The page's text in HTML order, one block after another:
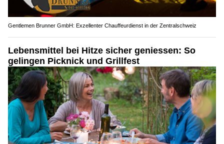
Gentlemen Brunner GmbH: Exzellenter Chauffeurdienst in der Zentralschweiz
Lebensmittel bei Hitze sicher geniessen: So
gelingen Picknick und Grillfest